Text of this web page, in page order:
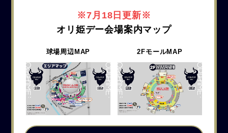
※7月18日更新※
オリ姫デー会場案内マップ
球場周辺MAP 2FモールMAP